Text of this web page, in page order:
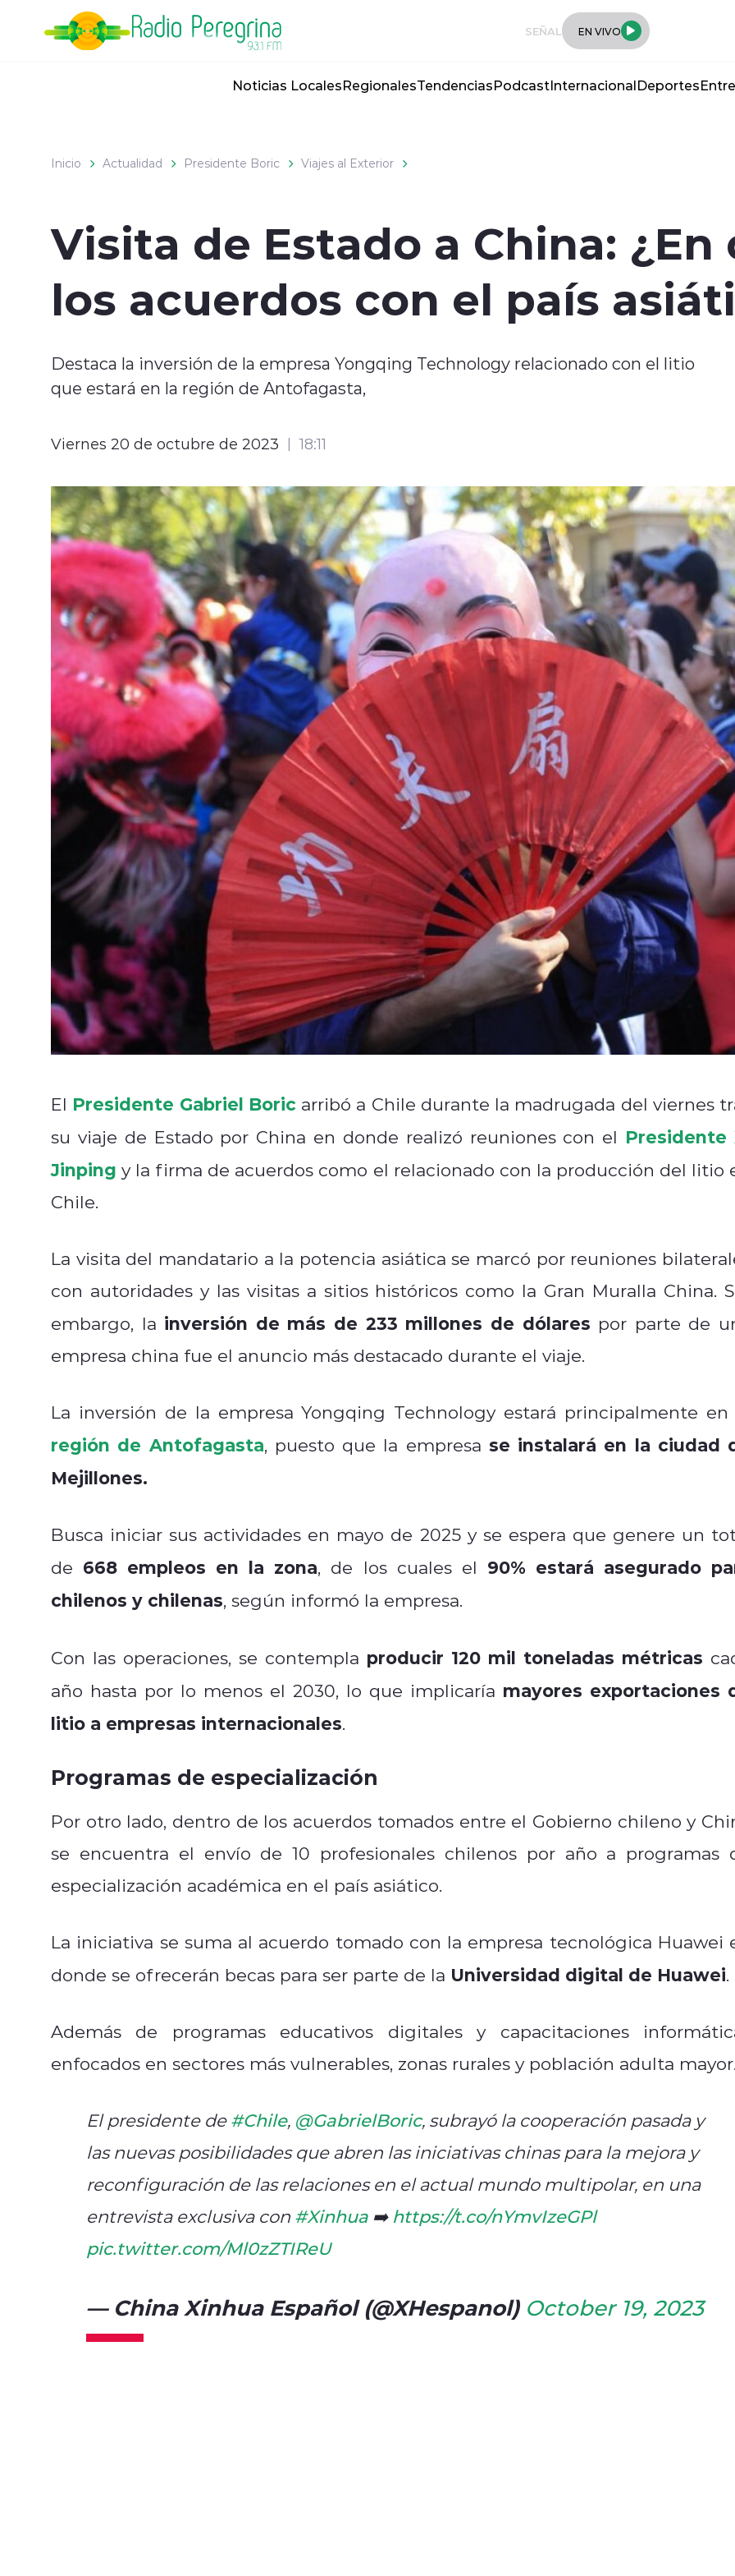
SEÑAL EN VIVO
Noticias LocalesRegionalesTendenciasPodcastInternacionalDeportes
Inicio Actualidad Presidente Boric Viajes al Exterior
Visita de Estado a China:
los acuerdos con el país
Destaca la inversión de la empresa Yongqing Technology relacionado con el litio
que estará en la región de Antofagasta,
Viernes 20 de octubre de 2023 18:11
El Presidente Gabriel Boricarribó a Chile durante la madrugada del viernes
su viaje de Estado por China en donde realizó reuniones con el Presidente
Jinping y la firma de acuerdos como el relacionado con la producción del litio
Chile.
La visita del mandatario a la potencia asiática se marcó por reuniones
con autoridades y las visitas a sitios históricos como la Gran Muralla China.
embargo, la inversión de más de 233 millones de dólares por parte de
empresa china fue el anuncio más destacado durante el viaje.
La inversión de la empresa Yongqing Technology estará principalmente en
región de Antofagasta, puesto que la empresa se instalará en la ciudad
Mejillones.
Busca iniciar sus actividades en mayo de 2025 y se espera que genere un
de 668 empleos en la zona, de los cuales el 90% estará asegurado
chilenos y chilenas, según informó la empresa.
Con las operaciones, se contempla producir 120 mil toneladas métricas
año hasta por lo menos el 2030, lo que implicaría mayores exportaciones
litio a empresas internacionales.
Programas de especialización
Por otro lado, dentro de los acuerdos tomados entre el Gobierno chileno y
se encuentra el envío de 10 profesionales chilenos por año a programas
especialización académica en el país asiático.
La iniciativa se suma al acuerdo tomado con la empresa tecnológica Huawei
donde se ofrecerán becas para ser parte de la Universidad digital de Huawei.
Además de programas educativos digitales y capacitaciones
enfocados en sectores más vulnerables, zonas rurales y población adulta
El presidente de#Chile, @GabrielBoric, subrayó la cooperación pasada y
las nuevas posibilidades que abren las iniciativas chinas para la mejora y
reconfiguración de las relaciones en el actual mundo multipolar, en una
entrevista exclusiva con #Xinhua➡️ https://t.co/nYmvIzeGPl
pic.twitter.com/Ml0zZTIReU
— China Xinhua Español (@XHespanol) October 19, 2023